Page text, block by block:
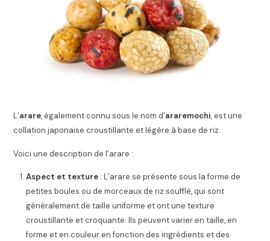
L’arare, également connu sous le nom d’araremochi, est une
collation japonaise croustillante et légère à base de riz.
Voici une description de l’arare :
Aspect et texture : L’arare se présente sous la forme de
petites boules ou de morceaux de riz soufflé, qui sont
généralement de taille uniforme et ont une texture
croustillante et croquante. Ils peuvent varier en taille, en
forme et en couleur en fonction des ingrédients et des